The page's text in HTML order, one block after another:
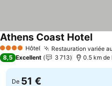
4 Étoiles Hôtel Restauration variée
Athens Coast Hotel
8,5 Excellent 3 713 0.5 km de
De 51 €